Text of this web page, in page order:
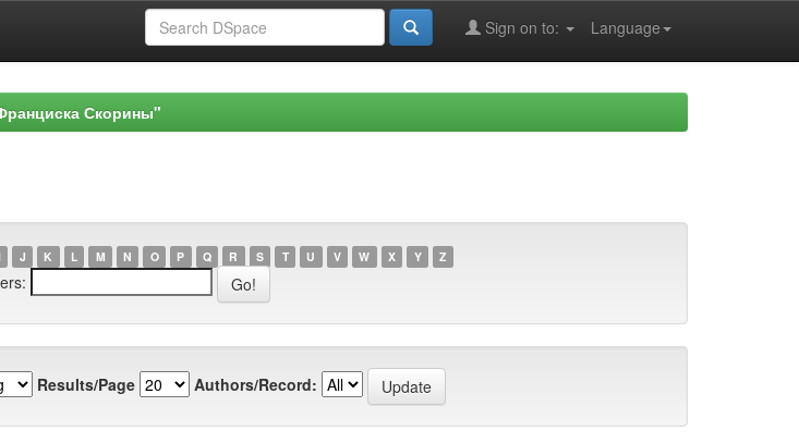
Language
Sign on to:
Скорины"
J K L M N O P Q R S T U V W X Y Z
Results/Page Authors/Record: